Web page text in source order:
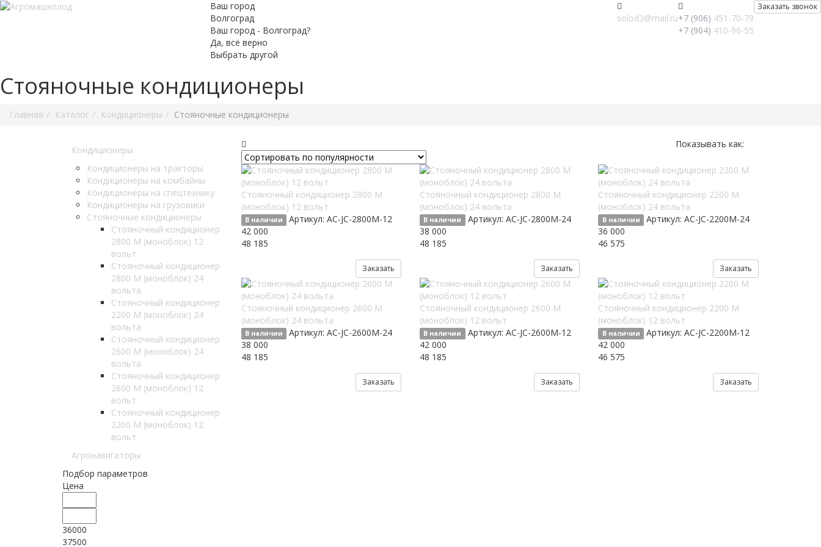
Ваш город
Волгоград
Ваш город - Волгоград?
Да, всё верно
Выбрать другой
Заказать звонок
+7 (906) 451-70-79
+7 (904) 410-96-55
solod3@mail.ru
Стояночные кондиционеры
Главная Каталог Кондиционеры Стояночные кондиционеры
Кондиционеры
Кондиционеры на тракторы
Кондиционеры на комбайны
Кондиционеры на спецтехнику
Кондиционеры на грузовики
Стояночные кондиционеры
Стояночный кондиционер
2800 М (моноблок) 12
вольт
Стояночный кондиционер
2800 М (моноблок) 24
вольта
Стояночный кондиционер
2200 М (моноблок) 24
вольта
Стояночный кондиционер
2600 М (моноблок) 24
вольта
Стояночный кондиционер
2600 М (моноблок) 12
вольт
Стояночный кондиционер
2200 М (моноблок) 12
вольт
Агронавигаторы
Подбор параметров
Цена
36000
37500
Показывать как:
Стояночный кондиционер 2800 М
(моноблок) 12 вольт
В наличии Артикул:AC-JC-2800M-12
42 000
48 185
Заказать
Стояночный кондиционер 2800 М
(моноблок) 24 вольта
В наличии Артикул: AC-JC-2800M-24
38 000
48 185
Заказать
Стояночный кондиционер 2200 М
(моноблок) 24 вольта
В наличии Артикул:AC-JC-2200M-24
36 000
46 575
Заказать
Стояночный кондиционер 2600 М
(моноблок) 24 вольта
В наличии Артикул:AC-JC-2600M-24
38 000
48 185
Заказать
Стояночный кондиционер 2600 М
(моноблок) 12 вольт
В наличии Артикул: AC-JC-2600M-12
42 000
48 185
Заказать
Стояночный кондиционер 2200 М
(моноблок) 12 вольт
В наличии Артикул:AC-JC-2200M-12
42 000
46 575
Заказать